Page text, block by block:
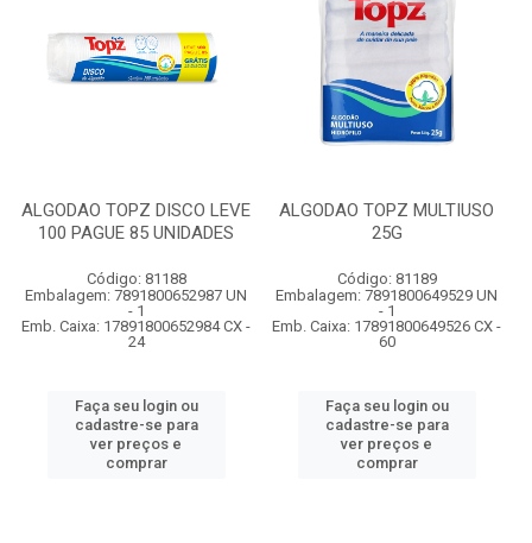
ALGODAO TOPZ DISCO LEVE
100 PAGUE 85 UNIDADES
Código: 81188
Embalagem: 7891800652987 UN
- 1
Emb. Caixa: 17891800652984 CX -
24
Faça seu login ou
cadastre-se para
ver preços e
comprar
ALGODAO TOPZ MULTIUSO
25G
Código: 81189
Embalagem: 7891800649529 UN
- 1
Emb. Caixa: 17891800649526 CX -
60
Faça seu login ou
cadastre-se para
ver preços e
comprar